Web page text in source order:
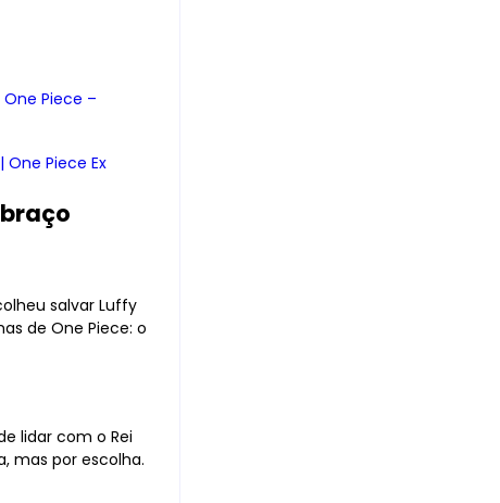
Piece –
Piece Ex
salvar Luffy
de One Piece: o
lidar com o Rei
mas por escolha.